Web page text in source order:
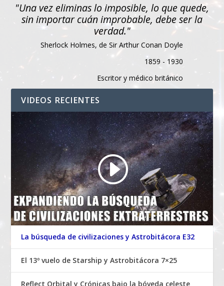
"Una vez eliminas lo imposible, lo que quede,
sin importar cuán improbable, debe ser la
verdad."
Sherlock Holmes, de Sir Arthur Conan Doyle
1859 - 1930
Escritor y médico británico
VIDEOS RECIENTES
La búsqueda de civilizaciones y Astrobitácora E32
El 13º vuelo de Starship y Astrobitácora 7×25
Reflect Orbital y Crónicas bajo la bóveda celeste